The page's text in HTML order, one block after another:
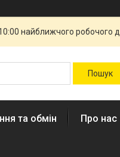
найближчого робочого
та обмін Про нас